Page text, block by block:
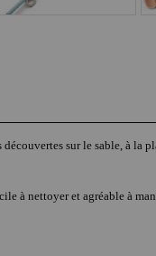
sur le sable, à la
à nettoyer et agréable à